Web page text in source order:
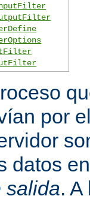
por
datos
salida.